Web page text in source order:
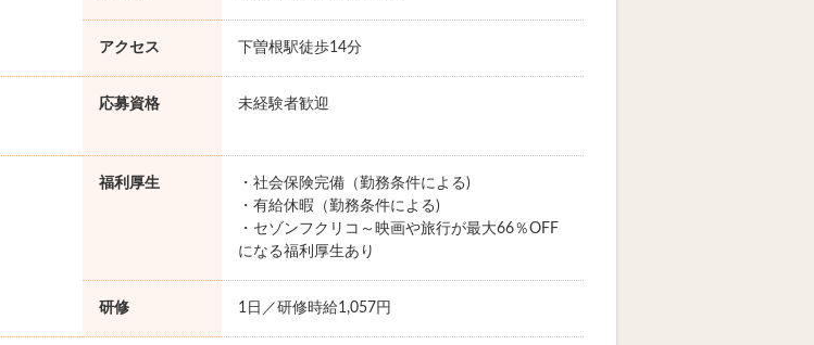
アクセス 下曽根駅徒歩14分
応募資格 未経験者歓迎
福利厚生
・社会保険完備（勤務条件による)
・有給休暇（勤務条件による)
・セゾンフクリコ～映画や旅行が最大66％OFF
になる福利厚生あり
研修 1日／研修時給1,057円